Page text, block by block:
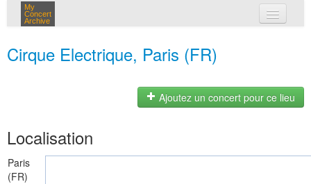
My
Concert
Archive
Cirque Electrique, Paris (FR)
Ajoutez un concert pour ce lieu
Localisation
Paris
(FR)